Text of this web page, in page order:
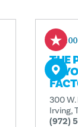
THE
300 W.
Irving,
(972)